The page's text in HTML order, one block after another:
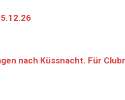
nach Küssnacht. Für